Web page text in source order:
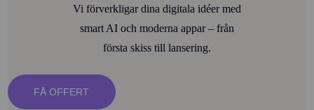
Vi förverkligar dina digitala idéer med
smart AI och moderna appar – från
första skiss till lansering.
FÅ OFFERT